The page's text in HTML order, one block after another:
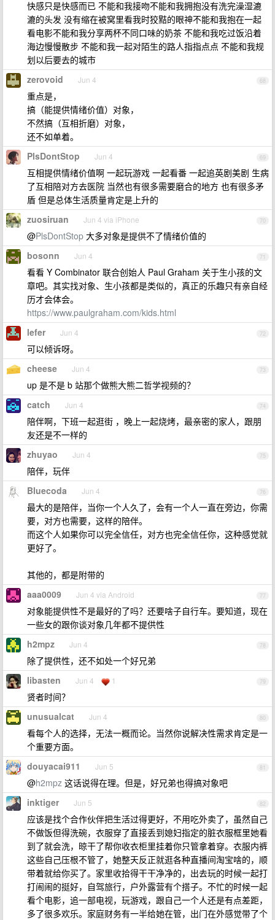
快感只是快感而已 不能和我接吻不能和我拥抱没有洗完澡湿漉
漉的头发 没有缩在被窝里看我时狡黠的眼神不能和我抱在一起
看电影不能和我分享两杯不同口味的奶茶 不能和我吃过饭沿着
海边慢慢散步 不能和我一起对陌生的路人指指点点 不能和我规
划以后要去的城市
68
zerovoid Jun 4
重点是，
搞（能提供情绪价值）对象，
不然搞（互相折磨）对象，
还不如单着。
69
PlsDontStop Jun 4
互相提供情绪价值啊 一起玩游戏 一起看番 一起追英剧美剧 生病
了互相陪对方去医院 当然也有很多需要磨合的地方 也有很多矛
盾 但是总体生活质量肯定是上升的
70
zuosiruan Jun 4 via iPhone
@PlsDontStop 大多对象是提供不了情绪价值的
71
bosonn Jun 4
看看 Y Combinator 联合创始人 Paul Graham 关于生小孩的文
章吧。其实找对象、生小孩都是类似的，真正的乐趣只有亲自经
历才会体会。
https://www.paulgraham.com/kids.html
72
lefer Jun 4
可以倾诉呀。
73
cheese Jun 4
up 是不是 b 站那个做熊大熊二哲学视频的？
74
catch Jun 4
陪伴啊，下班一起逛街 ，晚上一起烧烤，最亲密的家人，跟朋
友还是不一样的
75
zhuyao Jun 4
陪伴，玩伴
76
Bluecoda Jun 4
最大的是陪伴，当你一个人久了，会有一个人一直在旁边，你需
要，对方也需要，这样的陪伴。
而这个人如果你可以完全信任，对方也完全信任你，这种感觉就
更好了。
其他的，都是附带的
77
aaa0009 Jun 4 via Android
对象能提供性不是最好的了吗？还要啥子自行车。要知道，现在
一些女的跟你谈对象几年都不提供性
78
h2mpz Jun 4
除了提供性，还不如处一个好兄弟
79
libasten Jun 4 1
贤者时间？
80
unusualcat Jun 4
看每个人的选择，无法一概而论。当然你说解决性需求肯定是一
个重要方面。
81
douyacai911 Jun 5
@h2mpz 这话说得在理。但是，好兄弟也得搞对象吧
82
inktiger Jun 5
应该是找个合作伙伴把生活过得更好，不用吃外卖了，虽然自己
不做饭但得洗碗，衣服穿了直接丢到媳妇指定的脏衣服框里她看
到了就会洗，晾干了帮你收衣柜里挂着你只管拿着穿。衣服内裤
这些自己压根不管了，她整天反正就逛各种直播间淘宝啥的，顺
带着就给你买了。家里收拾得干干净净的，出去玩的时候一起打
打闹闹的挺好，自驾旅行，户外露营有个搭子。不忙的时候一起
看个电影，追一部电视，玩游戏，跟自己一个人还是有点差距，
多了很多欢乐。家庭财务有一半给她在管，出门在外感觉带了个